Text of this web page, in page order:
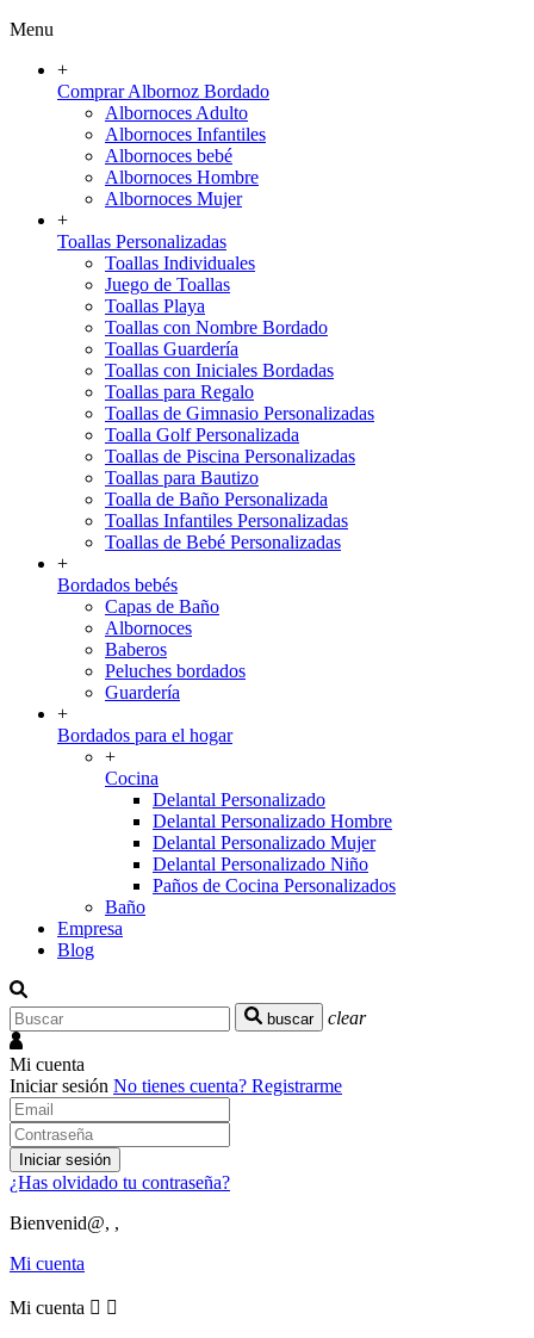
Menu
+
Comprar Albornoz Bordado
Albornoces Adulto
Albornoces Infantiles
Albornoces bebé
Albornoces Hombre
Albornoces Mujer
+
Toallas Personalizadas
Toallas Individuales
Juego de Toallas
Toallas Playa
Toallas con Nombre Bordado
Toallas Guardería
Toallas con Iniciales Bordadas
Toallas para Regalo
Toallas de Gimnasio Personalizadas
Toalla Golf Personalizada
Toallas de Piscina Personalizadas
Toallas para Bautizo
Toalla de Baño Personalizada
Toallas Infantiles Personalizadas
Toallas de Bebé Personalizadas
+
Bordados bebés
Capas de Baño
Albornoces
Baberos
Peluches bordados
Guardería
+
Bordados para el hogar
+
Cocina
Delantal Personalizado
Delantal Personalizado Hombre
Delantal Personalizado Mujer
Delantal Personalizado Niño
Paños de Cocina Personalizados
Baño
Empresa
Blog
buscar clear
Mi cuenta
Iniciar sesión No tienes cuenta? Registrarme
Iniciar sesión
¿Has olvidado tu contraseña?
Bienvenid@, ,
Mi cuenta
Mi cuenta  